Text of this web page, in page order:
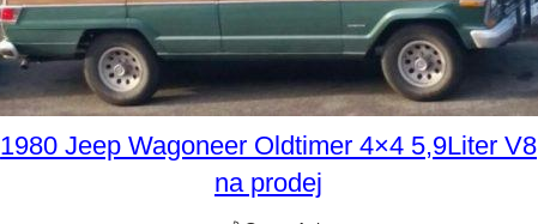
1980 Jeep Wagoneer Oldtimer 4×4 5,9Liter V8
na prodej